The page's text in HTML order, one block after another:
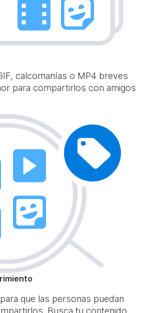
calcomanías o MP4 breves
para compartirlos con amigos
que las personas puedan
Busca tu contenido